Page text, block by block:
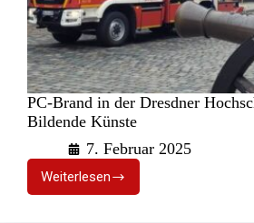
PC-Brand in der Dresdner
Bildende Künste
7. Februar 2025
Weiterlesen
PC-
Brand